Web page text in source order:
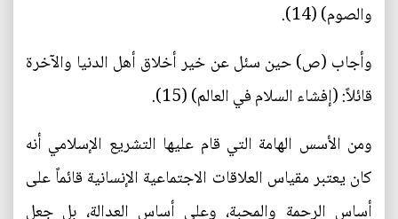
والصوم) (14).
وأجاب (ص) حين سئل عن خير أخلاق أهل الدنيا والآخرة
قائلاً: (إفشاء السلام في العالم) (15).
ومن الأسس الهامة التي قام عليها التشريع الإسلامي أنه
كان يعتبر مقياس العلاقات الاجتماعية الإنسانية قائماً على
أساس الرحمة والمحبة، وعلى أساس العدالة، بل جعل